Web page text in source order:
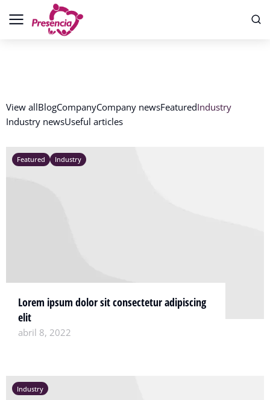
View allBlogCompanyCompany newsFeaturedIndustry
Industry newsUseful articles
Featured Industry
Lorem ipsum dolor sit consectetur adipiscing
elit
abril 8, 2022
Industry